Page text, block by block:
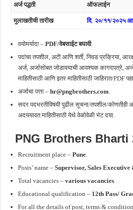
अर्ज पद्धती ऑफलाईन
मुलाखतीची तारीख दि. २०/११/२०२५
वयोमर्यादा –PDF/वेबसाईट बघावी.
पदांचा तपशील, अटी आणि शर्ती, निवड प्रक्रिया,
अर्ज, अर्जासोबत जोडावयाची आवश्यक कागदपत्रे, अर्ज
माहितीसाठी आणि इतर माहितीसाठी जाहिरात/PDF
अर्जाचा पत्ता –hr@pngbrothers.com
सदर पदभरतीविषयी पुढील सूचना/तपशील/कोणतीही
अदययावत माहितीसाठी येथे वेळोवेळी भेट दया.
PNG Brothers Bharti
Recruitment place –Pune
Posts’ name –Supervisor, Sales
Total vacancies – various vacancies
Educational qualification – 12th Pass/
For all the details of post, terms &